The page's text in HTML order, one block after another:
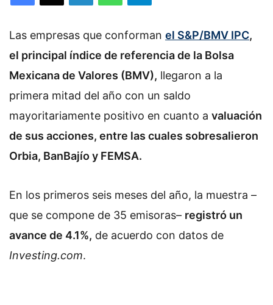
Las empresas que conforman el S&P/BMV IPC,
el principal índice de referencia de la Bolsa
Mexicana de Valores (BMV), llegaron a la
primera mitad del año con un saldo
mayoritariamente positivo en cuanto a valuación
de sus acciones, entre las cuales sobresalieron
Orbia, BanBajío y FEMSA.
En los primeros seis meses del año, la muestra –
que se compone de 35 emisoras– registró un
avance de 4.1%, de acuerdo con datos de
Investing.com.